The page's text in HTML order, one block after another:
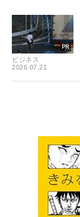
ビジネス
2026.07.21